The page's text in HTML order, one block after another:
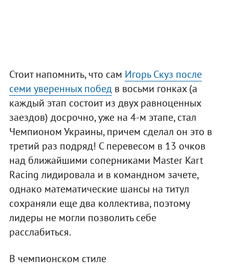
Стоит напомнить, что сам Игорь Скуз после
семи уверенных победв восьми гонках (а
каждый этап состоит из двух равноценных
заездов) досрочно, уже на 4-м этапе, стал
Чемпионом Украины, причем сделал он это в
третий раз подряд! С перевесом в 13 очков
над ближайшими соперниками Master Kart
Racing лидировала и в командном зачете,
однако математические шансы на титул
сохраняли еще два коллектива, поэтому
лидеры не могли позволить себе
расслабиться.
В чемпионском стиле